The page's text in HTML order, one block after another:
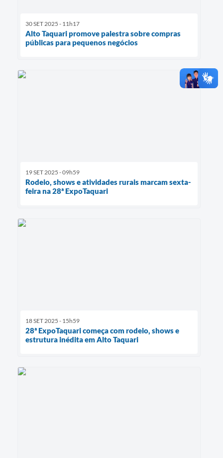
30 SET 2025 - 11h17
Alto Taquari promove palestra sobre compras
públicas para pequenos negócios
19 SET 2025 - 09h59
Rodeio, shows e atividades rurais marcam sexta-
feira na 28ª ExpoTaquari
18 SET 2025 - 15h59
28ª ExpoTaquari começa com rodeio, shows e
estrutura inédita em Alto Taquari